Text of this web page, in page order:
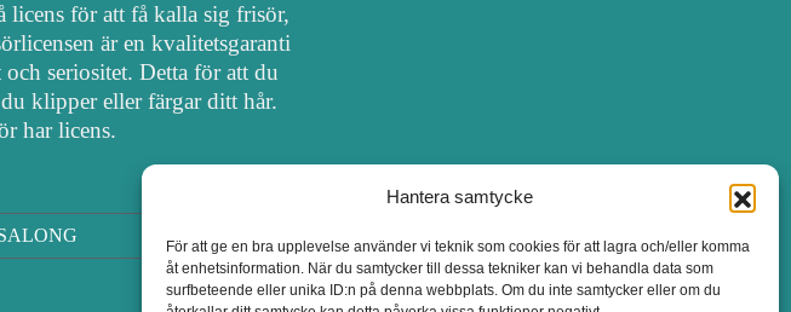
Hantera samtycke
För att ge en bra upplevelse använder vi teknik som cookies för att lagra och/eller komma
åt enhetsinformation. När du samtycker till dessa tekniker kan vi behandla data som
surfbeteende eller unika ID:n på denna webbplats. Om du inte samtycker eller om du
licens för att få kalla sig frisör,
är en kvalitetsgaranti
seriositet. Detta för att du
klipper eller färgar ditt hår.
har licens.